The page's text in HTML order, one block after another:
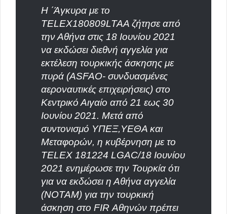
Η ΄Άγκυρα με το
TELEX180809LTAA ζήτησε από
την Αθήνα στις 18 Ιουνίου 2021
να εκδώσει διεθνή αγγελία για
εκτέλεση τουρκικής άσκησης με
πυρά (ASFAO- συνδυασμένες
αεροναυτικές επιχειρήσεις) στο
Κεντρικό Αιγαίο από 21 εως 30
Ιουνίου 2021. Μετά από
συντονισμό ΥΠΕΞ,ΥΕΘΑ και
Μεταφορών, η κυβέρνηση με το
TELEX 181224 LGAC/18 Ιουνίου
2021 ενημέρωσε την Τουρκία ότι
για να εκδώσει η Αθήνα αγγελία
(ΝΟΤΑΜ) για την τουρκική
άσκηση στο FIR Αθηνών πρέπει